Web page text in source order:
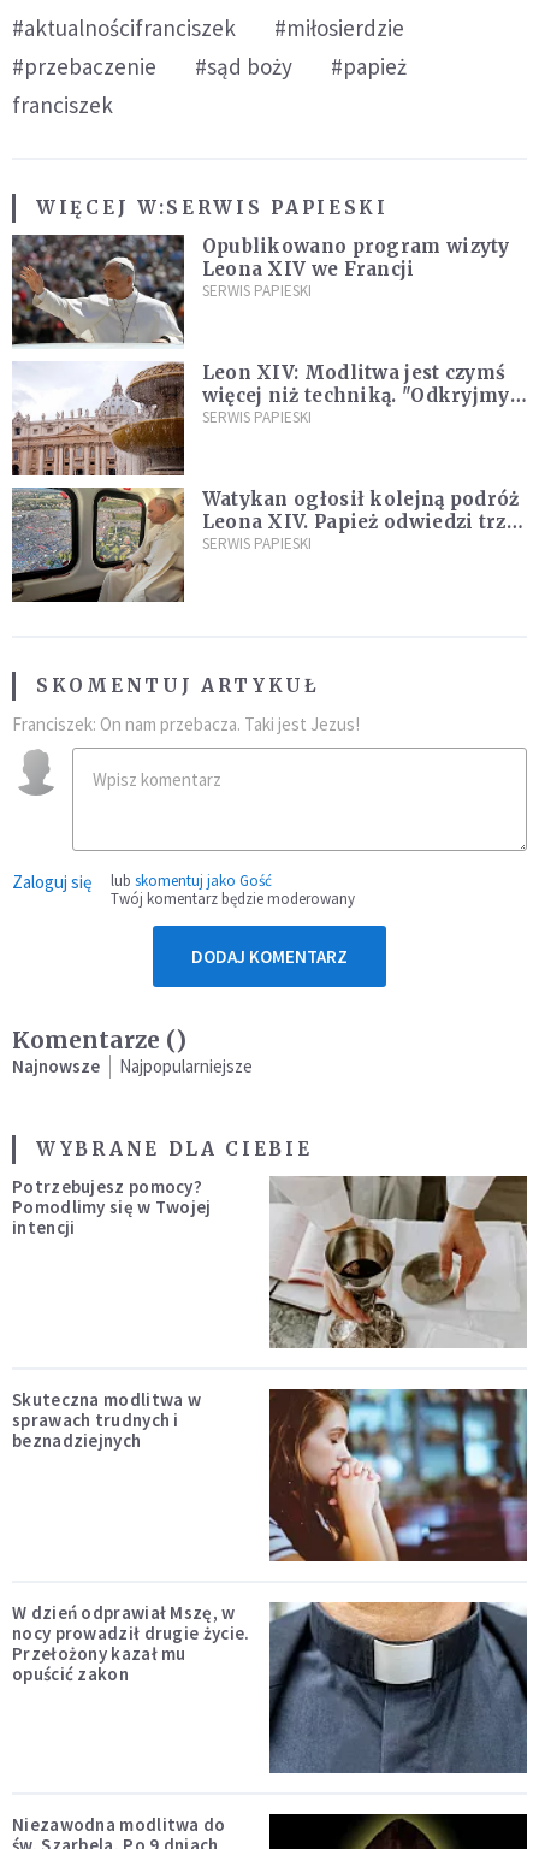
#aktualnościfranciszek
#miłosierdzie
#przebaczenie
#sąd boży
#papież
franciszek
WIĘCEJ W:SERWIS PAPIESKI
Opublikowano program wizyty
Leona XIV we Francji
SERWIS PAPIESKI
Leon XIV: Modlitwa jest czymś
więcej niż techniką. "Odkryjmy
ją na nowo"
SERWIS PAPIESKI
Watykan ogłosił kolejną podróż
Leona XIV. Papież odwiedzi trzy
kraje Ameryki Południowej
SERWIS PAPIESKI
SKOMENTUJ ARTYKUŁ
Franciszek: On nam przebacza. Taki jest Jezus!
Zaloguj się lub skomentuj jako Gość
Twój komentarz będzie moderowany
DODAJ KOMENTARZ
Komentarze ()
Najnowsze Najpopularniejsze
WYBRANE DLA CIEBIE
Potrzebujesz pomocy?
Pomodlimy się w Twojej
intencji
Skuteczna modlitwa w
sprawach trudnych i
beznadziejnych
W dzień odprawiał Mszę, w
nocy prowadził drugie życie.
Przełożony kazał mu
opuścić zakon
Niezawodna modlitwa do